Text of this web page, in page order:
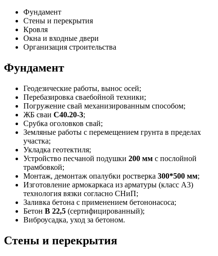
Фундамент
Стены и перекрытия
Кровля
Окна и входные двери
Организация строительства
Фундамент
Геодезические работы, вынос осей;
Перебазировка сваебойной техники;
Погружение свай механизированным способом;
ЖБ сваи С40.20-3;
Срубка оголовков свай;
Земляные работы с перемещением грунта в пределах
участка;
Укладка геотектиля;
Устройство песчаной подушки 200 мм с послойной
трамбовкой;
Монтаж, демонтаж опалубки ростверка 300*500 мм;
Изготовление армокаркаса из арматуры (класс А3)
технология вязки согласно СНиП;
Заливка бетона с применением бетононасоса;
Бетон В 22,5 (сертифицированный);
Виброусадка, уход за бетоном.
Стены и перекрытия